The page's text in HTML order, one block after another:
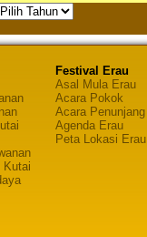
Kutai
Festival Erau
Asal Mula Erau
Acara Pokok
Acara Penunjang
Agenda Erau
Peta Lokasi Erau